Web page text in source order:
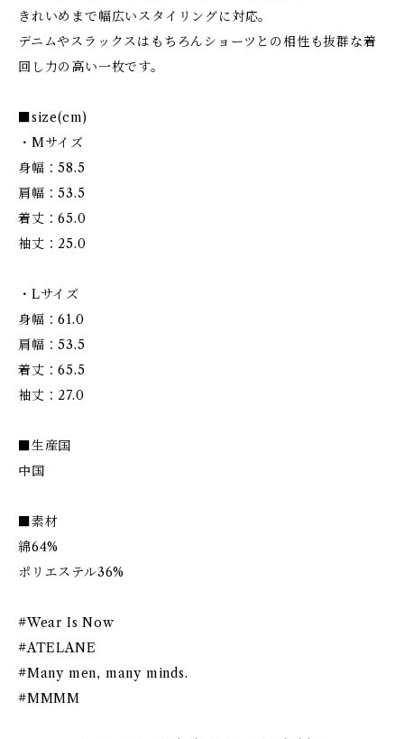
きれいめまで幅広いスタイリングに対応。
デニムやスラックスはもちろんショーツとの相性も抜群な着
回し力の高い一枚です。
■size(cm)
・Mサイズ
身幅：58.5
肩幅：53.5
着丈：65.0
袖丈：25.0
・Lサイズ
身幅：61.0
肩幅：53.5
着丈：65.5
袖丈：27.0
■生産国
中国
■素材
綿64%
ポリエステル36%
#Wear Is Now
#ATELANE
#Many men, many minds.
#MMMM